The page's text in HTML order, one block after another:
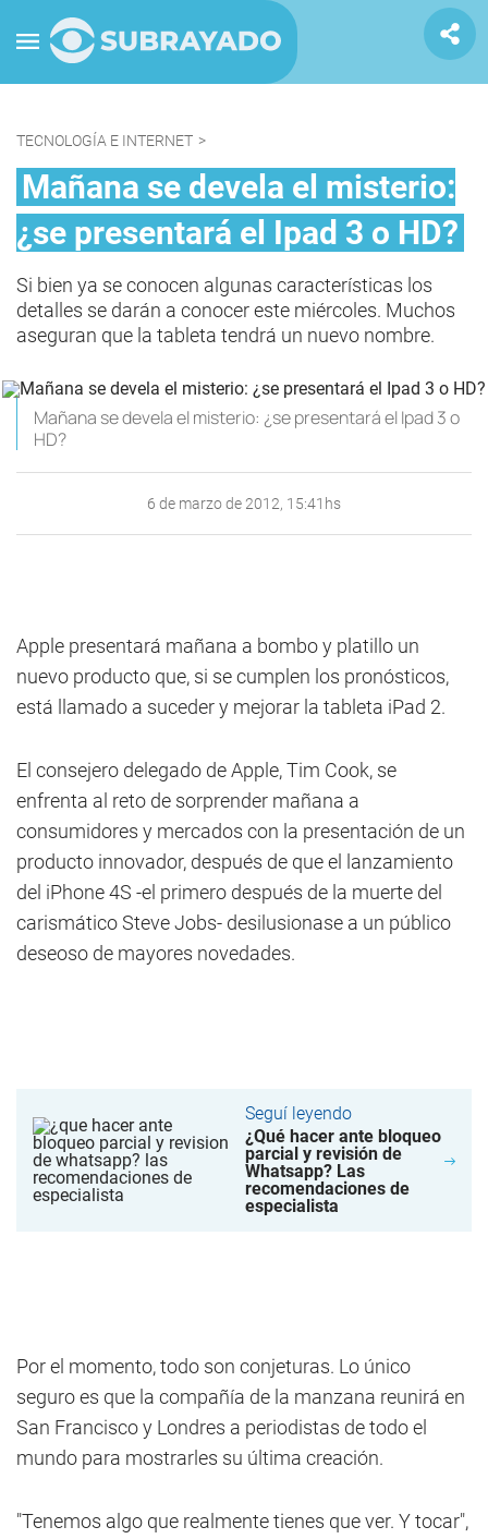
TECNOLOGÍA E INTERNET >
Mañana se devela el misterio:
¿se presentará el Ipad 3 o HD?
Si bien ya se conocen algunas características los
detalles se darán a conocer este miércoles. Muchos
aseguran que la tableta tendrá un nuevo nombre.
Mañana se devela el misterio: ¿se presentará el Ipad 3 o
HD?
6 de marzo de 2012, 15:41hs
Apple presentará mañana a bombo y platillo un
nuevo producto que, si se cumplen los pronósticos,
está llamado a suceder y mejorar la tableta iPad 2.
El consejero delegado de Apple, Tim Cook, se
enfrenta al reto de sorprender mañana a
consumidores y mercados con la presentación de un
producto innovador, después de que el lanzamiento
del iPhone 4S -el primero después de la muerte del
carismático Steve Jobs- desilusionase a un público
deseoso de mayores novedades.
Seguí leyendo
¿Qué hacer ante bloqueo
parcial y revisión de
Whatsapp? Las
recomendaciones de
especialista
Por el momento, todo son conjeturas. Lo único
seguro es que la compañía de la manzana reunirá en
San Francisco y Londres a periodistas de todo el
mundo para mostrarles su última creación.
"Tenemos algo que realmente tienes que ver. Y tocar",